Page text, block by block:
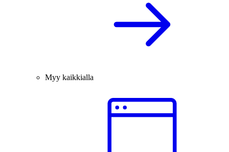
Myy kaikkialla